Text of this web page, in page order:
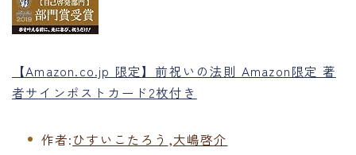
【Amazon.co.jp 限定】前祝いの法則 Amazon限定 著
者サインポストカード2枚付き
作者:ひすいこたろう ,大嶋啓介